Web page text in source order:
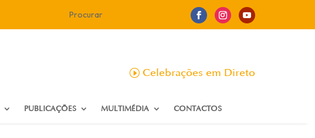
Celebrações em Direto
PUBLICAÇÕES MULTIMÉDIA CONTACTOS